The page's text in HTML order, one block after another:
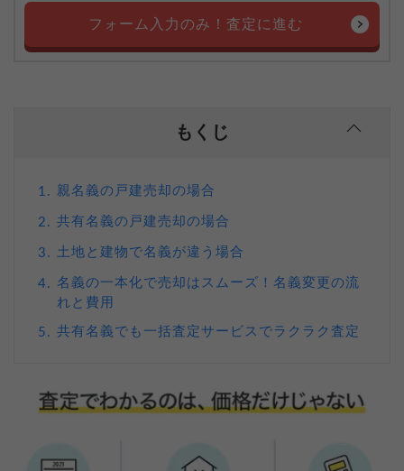
フォーム入力のみ！査定に進む
もくじ
1. 親名義の戸建売却の場合
2. 共有名義の戸建売却の場合
3. 土地と建物で名義が違う場合
4. 名義の一本化で売却はスムーズ！名義変更の流
れと費用
5. 共有名義でも一括査定サービスでラクラク査定